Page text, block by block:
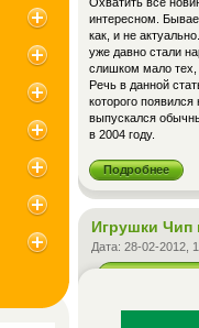
интересном.
как, и не
уже давно стали
слишком мало тех,
Речь в данной
которого
выпускался
в 2004 году.
Подробнее
Игрушки Чип
Дата: 28-02-2012,